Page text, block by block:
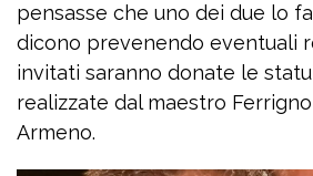
pensasse che uno dei due lo
dicono prevenendo eventuali
invitati saranno donate le
realizzate dal maestro
Armeno.